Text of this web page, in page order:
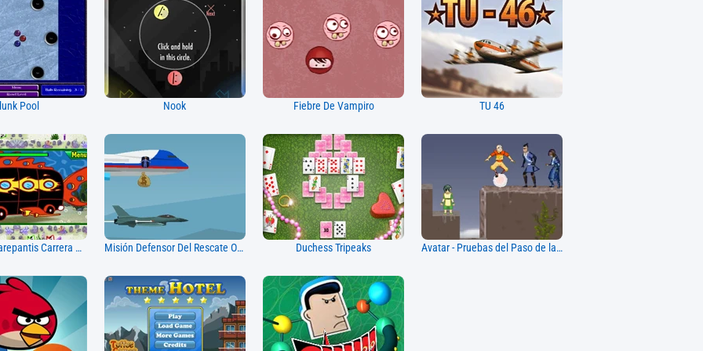
Pool Nook Fiebre De Vampiro TU 46
Atlantis Squarepantis Carrera De Autobús Misión Defensor Del Rescate Obama Duchess Tripeaks Avatar - Pruebas del Paso de la Serpiente